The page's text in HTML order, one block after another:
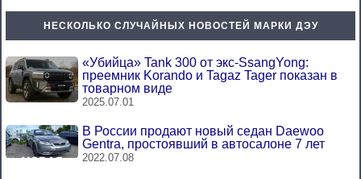
НЕСКОЛЬКО СЛУЧАЙНЫХ НОВОСТЕЙ МАРКИ ДЭУ
«Убийца» Tank 300 от экс-SsangYong:
преемник Korando и Tagaz Tager показан в
товарном виде
2025.07.01
В России продают новый седан Daewoo
Gentra, простоявший в автосалоне 7 лет
2022.07.08